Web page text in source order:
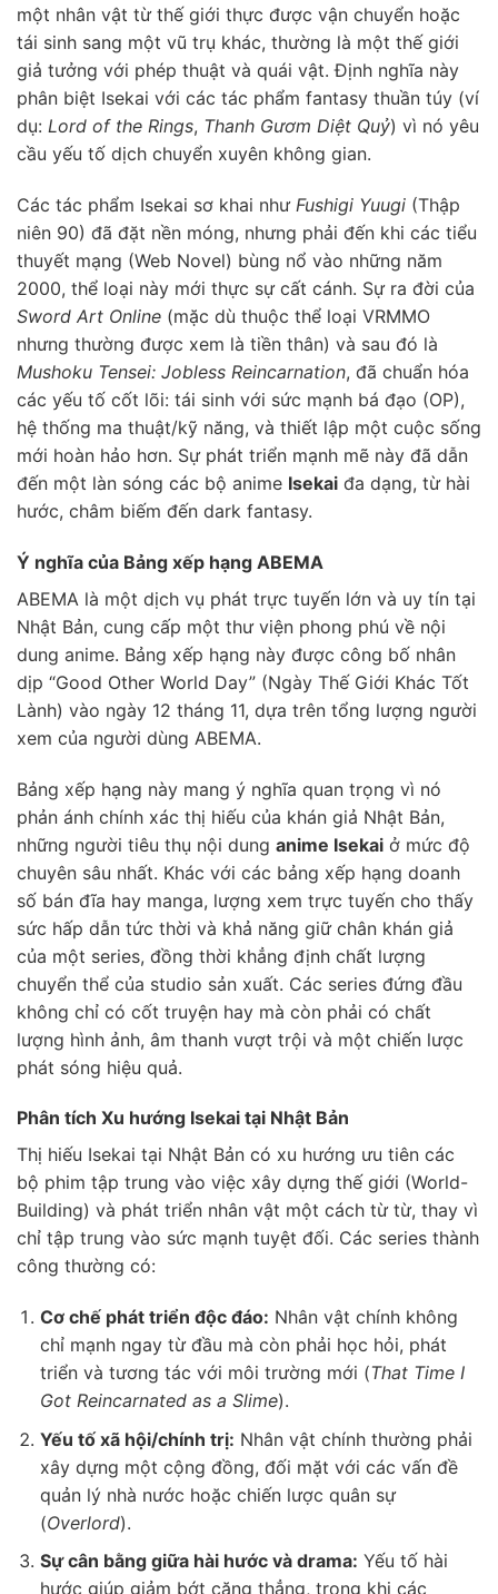
một nhân vật từ thế giới thực được vận chuyển hoặc
tái sinh sang một vũ trụ khác, thường là một thế giới
giả tưởng với phép thuật và quái vật. Định nghĩa này
phân biệt Isekai với các tác phẩm fantasy thuần túy (ví
dụ: Lord of the Rings, Thanh Gươm Diệt Quỷ) vì nó yêu
cầu yếu tố dịch chuyển xuyên không gian.
Các tác phẩm Isekai sơ khai như Fushigi Yuugi (Thập
niên 90) đã đặt nền móng, nhưng phải đến khi các tiểu
thuyết mạng (Web Novel) bùng nổ vào những năm
2000, thể loại này mới thực sự cất cánh. Sự ra đời của
Sword Art Online (mặc dù thuộc thể loại VRMMO
nhưng thường được xem là tiền thân) và sau đó là
Mushoku Tensei: Jobless Reincarnation, đã chuẩn hóa
các yếu tố cốt lõi: tái sinh với sức mạnh bá đạo (OP),
hệ thống ma thuật/kỹ năng, và thiết lập một cuộc sống
mới hoàn hảo hơn. Sự phát triển mạnh mẽ này đã dẫn
đến một làn sóng các bộ anime Isekai đa dạng, từ hài
hước, châm biếm đến dark fantasy.
Ý nghĩa của Bảng xếp hạng ABEMA
ABEMA là một dịch vụ phát trực tuyến lớn và uy tín tại
Nhật Bản, cung cấp một thư viện phong phú về nội
dung anime. Bảng xếp hạng này được công bố nhân
dịp “Good Other World Day” (Ngày Thế Giới Khác Tốt
Lành) vào ngày 12 tháng 11, dựa trên tổng lượng người
xem của người dùng ABEMA.
Bảng xếp hạng này mang ý nghĩa quan trọng vì nó
phản ánh chính xác thị hiếu của khán giả Nhật Bản,
những người tiêu thụ nội dung anime Isekai ở mức độ
chuyên sâu nhất. Khác với các bảng xếp hạng doanh
số bán đĩa hay manga, lượng xem trực tuyến cho thấy
sức hấp dẫn tức thời và khả năng giữ chân khán giả
của một series, đồng thời khẳng định chất lượng
chuyển thể của studio sản xuất. Các series đứng đầu
không chỉ có cốt truyện hay mà còn phải có chất
lượng hình ảnh, âm thanh vượt trội và một chiến lược
phát sóng hiệu quả.
Phân tích Xu hướng Isekai tại Nhật Bản
Thị hiếu Isekai tại Nhật Bản có xu hướng ưu tiên các
bộ phim tập trung vào việc xây dựng thế giới (World-
Building) và phát triển nhân vật một cách từ từ, thay vì
chỉ tập trung vào sức mạnh tuyệt đối. Các series thành
công thường có:
Cơ chế phát triển độc đáo: Nhân vật chính không
chỉ mạnh ngay từ đầu mà còn phải học hỏi, phát
triển và tương tác với môi trường mới (That Time I
Got Reincarnated as a Slime).
Yếu tố xã hội/chính trị: Nhân vật chính thường phải
xây dựng một cộng đồng, đối mặt với các vấn đề
quản lý nhà nước hoặc chiến lược quân sự
(Overlord).
Sự cân bằng giữa hài hước và drama: Yếu tố hài
hước giúp giảm bớt căng thẳng, trong khi các